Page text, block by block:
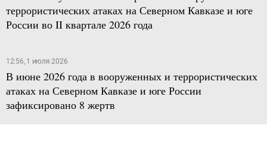
террористических атаках на Северном Кавказе и юге
России во II квартале 2026 года
12:56, 1 июля 2026
В июне 2026 года в вооруженных и террористических
атаках на Северном Кавказе и юге России
зафиксировано 8 жертв